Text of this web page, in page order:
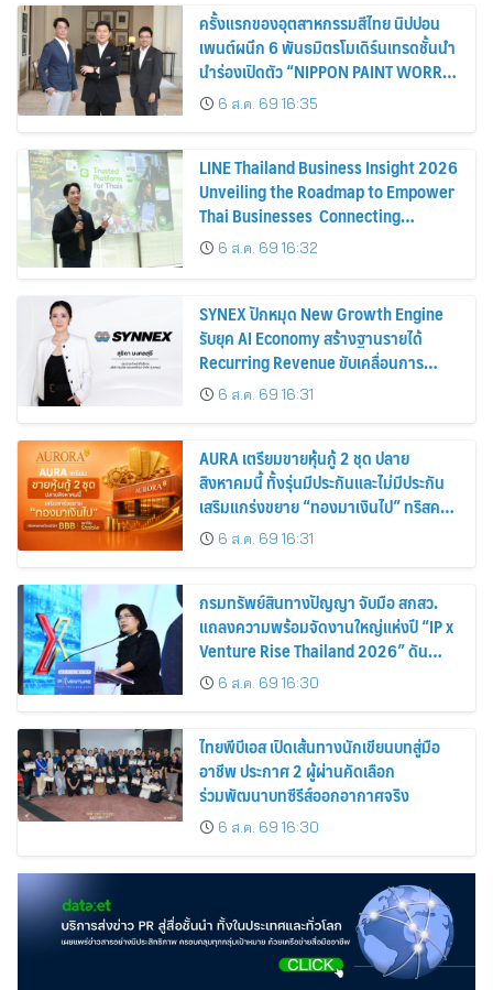
ครั้งแรกของอุตสาหกรรมสีไทย นิปปอน
เพนต์ผนึก 6 พันธมิตรโมเดิร์นเทรดชั้นนำ
นำร่องเปิดตัว “NIPPON PAINT WORRY
FREE” โปรแกรมดูแลคุณภาพฟิล์มสีหลัง
การขาย
6 ส.ค. 69 16:35
LINE Thailand Business Insight 2026
Unveiling the Roadmap to Empower
Thai Businesses Connecting
Businesses, Consumers, and
Partners for Sustainable Growth
6 ส.ค. 69 16:32
SYNEX ปักหมุด New Growth Engine
รับยุค AI Economy สร้างฐานรายได้
Recurring Revenue ขับเคลื่อนการ
เติบโตอย่างยั่งยืน โชว์กำไร Q2/69 โต
18% พร้อมจ่ายปันผลระหว่างกาล 0.10
6 ส.ค. 69 16:31
AURA เตรียมขายหุ้นกู้ 2 ชุด ปลาย
สิงหาคมนี้ ทั้งรุ่นมีประกันและไม่มีประกัน
เสริมแกร่งขยาย “ทองมาเงินไป” ทริสคง
เครดิตบริษัท BBB แนวโน้ม Stable
6 ส.ค. 69 16:31
กรมทรัพย์สินทางปัญญา จับมือ สกสว.
แถลงความพร้อมจัดงานใหญ่แห่งปี “IP x
Venture Rise Thailand 2026” ดัน
ทรัพย์สินทางปัญญาและนวัตกรรมไทยสู่
โลกธุรกิจอย่างเข้มแข็ง
6 ส.ค. 69 16:30
ไทยพีบีเอส เปิดเส้นทางนักเขียนบทสู่มือ
อาชีพ ประกาศ 2 ผู้ผ่านคัดเลือก
ร่วมพัฒนาบทซีรีส์ออกอากาศจริง
6 ส.ค. 69 16:30